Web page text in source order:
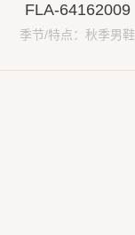
FLA-64162009
季节/特点：秋季男鞋